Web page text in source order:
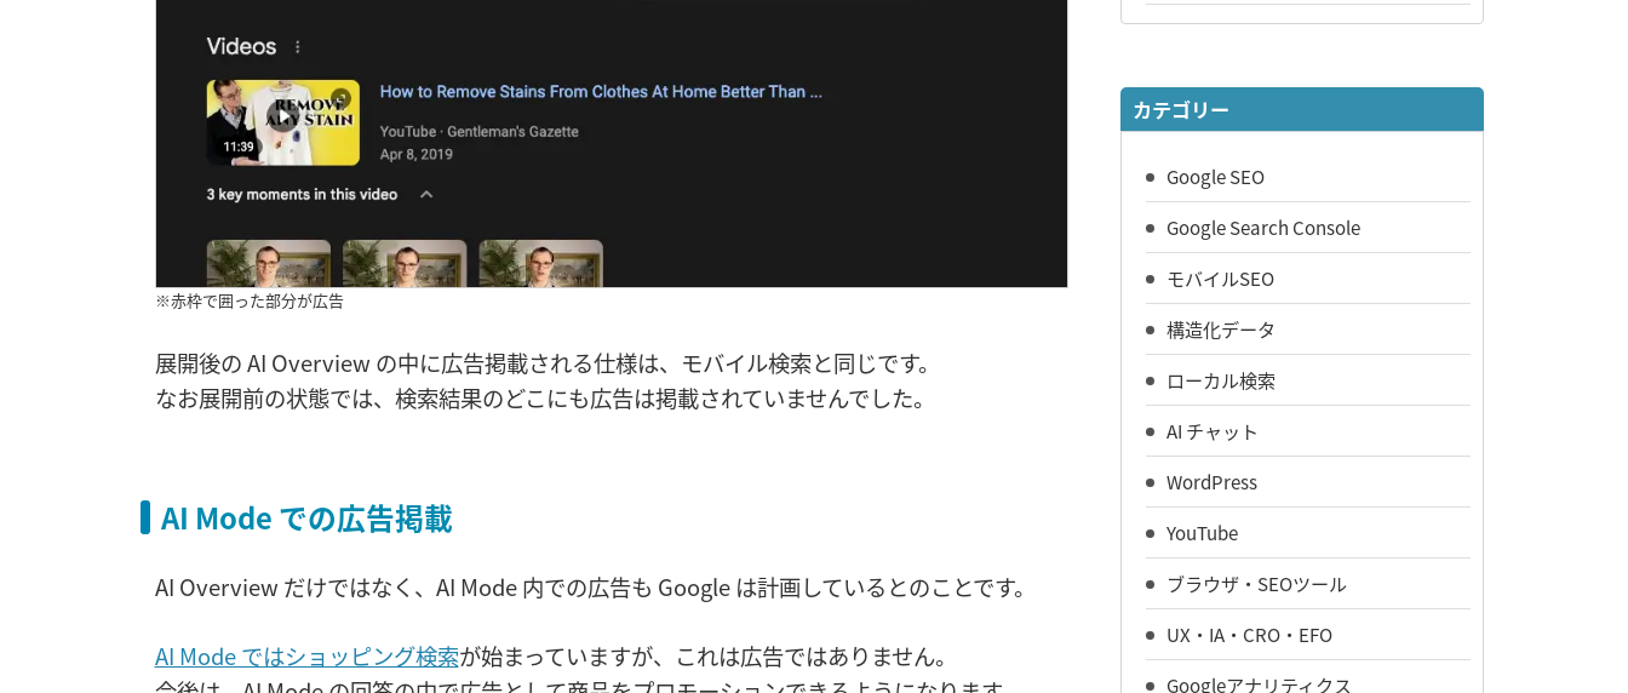
※赤枠で囲った部分が広告
展開後の AI Overview の中に広告掲載される仕様は、モバイル検索と同じです。
なお展開前の状態では、検索結果のどこにも広告は掲載されていませんでした。
AI Mode での広告掲載
AI Overview だけではなく、AI Mode 内での広告も Google は計画しているとのことです。
AI Mode ではショッピング検索が始まっていますが、これは広告ではありません。
カテゴリー
Google SEO
Google Search Console
モバイルSEO
構造化データ
ローカル検索
AI チャット
WordPress
YouTube
ブラウザ・SEOツール
UX・IA・CRO・EFO
Googleアナリティクス